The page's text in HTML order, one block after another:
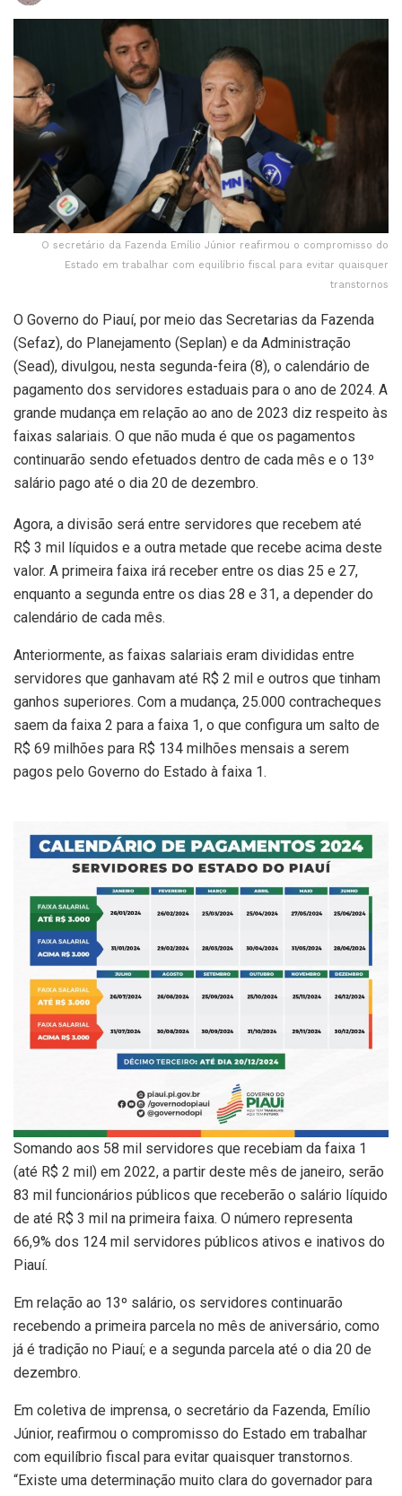
O secretário da Fazenda Emílio Júnior reafirmou o compromisso do
Estado em trabalhar com equilíbrio fiscal para evitar quaisquer
transtornos
O Governo do Piauí, por meio das Secretarias da Fazenda
(Sefaz), do Planejamento (Seplan) e da Administração
(Sead), divulgou, nesta segunda-feira (8), o calendário de
pagamento dos servidores estaduais para o ano de 2024. A
grande mudança em relação ao ano de 2023 diz respeito às
faixas salariais. O que não muda é que os pagamentos
continuarão sendo efetuados dentro de cada mês e o 13º
salário pago até o dia 20 de dezembro.
Agora, a divisão será entre servidores que recebem até
R$ 3 mil líquidos e a outra metade que recebe acima deste
valor. A primeira faixa irá receber entre os dias 25 e 27,
enquanto a segunda entre os dias 28 e 31, a depender do
calendário de cada mês.
Anteriormente, as faixas salariais eram divididas entre
servidores que ganhavam até R$ 2 mil e outros que tinham
ganhos superiores. Com a mudança, 25.000 contracheques
saem da faixa 2 para a faixa 1, o que configura um salto de
R$ 69 milhões para R$ 134 milhões mensais a serem
pagos pelo Governo do Estado à faixa 1.
Somando aos 58 mil servidores que recebiam da faixa 1
(até R$ 2 mil) em 2022, a partir deste mês de janeiro, serão
83 mil funcionários públicos que receberão o salário líquido
de até R$ 3 mil na primeira faixa. O número representa
66,9% dos 124 mil servidores públicos ativos e inativos do
Piauí.
Em relação ao 13º salário, os servidores continuarão
recebendo a primeira parcela no mês de aniversário, como
já é tradição no Piauí; e a segunda parcela até o dia 20 de
dezembro.
Em coletiva de imprensa, o secretário da Fazenda, Emílio
Júnior, reafirmou o compromisso do Estado em trabalhar
com equilíbrio fiscal para evitar quaisquer transtornos.
“Existe uma determinação muito clara do governador para